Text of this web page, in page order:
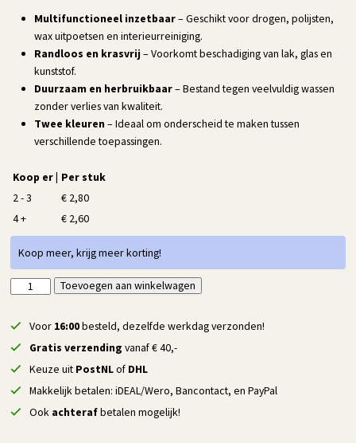
Multifunctioneel inzetbaar– Geschikt voor drogen, polijsten,
wax uitpoetsen en interieurreiniging.
Randloos en krasvrij – Voorkomt beschadiging van lak, glas en
kunststof.
Duurzaam en herbruikbaar– Bestand tegen veelvuldig wassen
zonder verlies van kwaliteit.
Twee kleuren – Ideaal om onderscheid te maken tussen
verschillende toepassingen.
Koop er | Per stuk
2 - 3
€ 2,80
4 +
€ 2,60
Koop meer, krijg meer korting!
Detailrs
Purpose
-
2
stuks
aantal
Toevoegen aan winkelwagen
Voor 16:00besteld, dezelfde werkdag verzonden!
Gratis verzending vanaf € 40,-
Keuze uit PostNLof DHL
Makkelijk betalen: iDEAL/Wero, Bancontact, en PayPal
Ook achterafbetalen mogelijk!